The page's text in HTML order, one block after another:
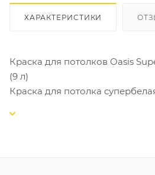
ХАРАКТЕРИСТИКИ
Краска для потолков Oasis
(9 л)
Краска для потолка